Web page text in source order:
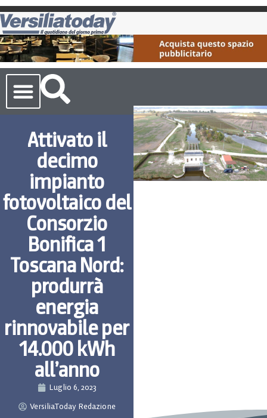
Attivato il
decimo
impianto
fotovoltaico del
Consorzio
Bonifica 1
Toscana Nord:
produrrà
energia
rinnovabile per
14.000 kWh
all’anno
Luglio 6, 2023
VersiliaToday Redazione